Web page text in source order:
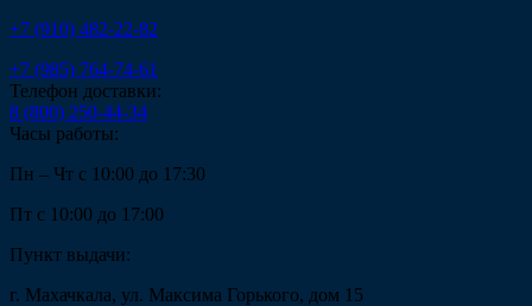
+7 (910) 482-22-82
+7 (985) 764-74-61
Телефон доставки:
8 (800) 250-44-34
Часы работы:
Пн – Чт с 10:00 до 17:30
Пт с 10:00 до 17:00
Пункт выдачи:
г. Махачкала, ул. Максима Горького, дом 15